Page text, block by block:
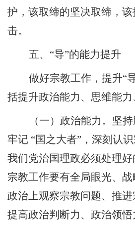
护，该取缔的坚决取缔，
击。
五、“导”的能力提升
做好宗教工作，提升“
括提升政治能力、思维能力
（一）政治能力。坚
牢记 “国之大者”，深刻认
我们党治国理政必须处理
宗教工作要有全局眼光、
政治上观察宗教问题、推
提高政治判断力、政治领